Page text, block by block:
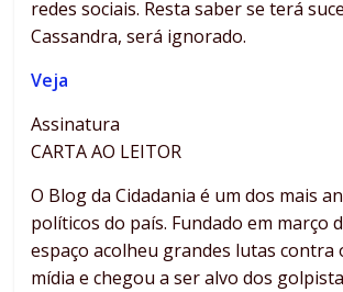
redes sociais. Resta saber se terá
Cassandra, será ignorado.
Veja
Assinatura
CARTA AO LEITOR
O Blog da Cidadania é um dos mais
políticos do país. Fundado em março
espaço acolheu grandes lutas contra
mídia e chegou a ser alvo dos